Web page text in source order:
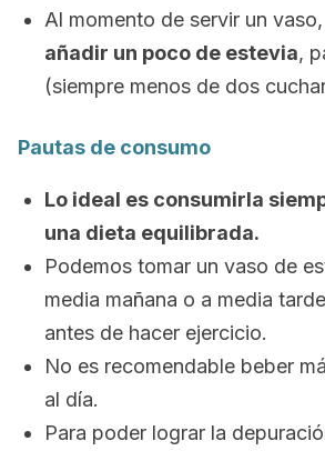
Al momento de servir un vaso,
añadir un poco de estevia,
(siempre menos de dos
Pautas de consumo
Lo ideal es consumirla
una dieta equilibrada.
Podemos tomar un vaso de
media mañana o a media
antes de hacer ejercicio.
No es recomendable beber
al día.
Para poder lograr la